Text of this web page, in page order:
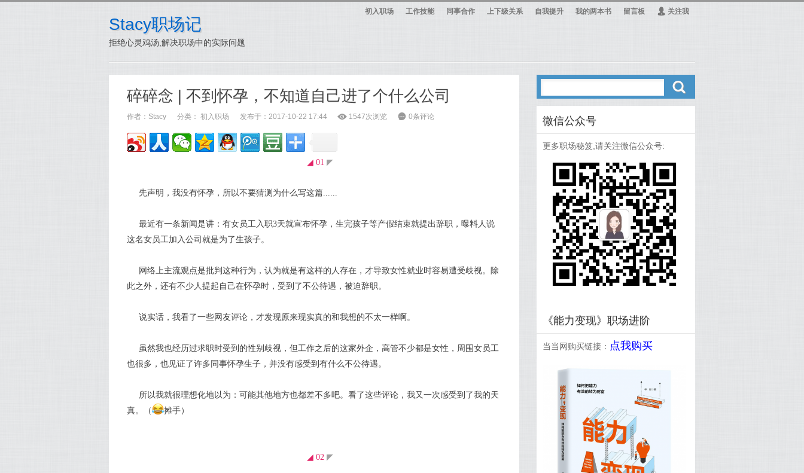
Stacy职场记
拒绝心灵鸡汤,解决职场中的实际问题
初入职场 工作技能 同事合作 上下级关系 自我提升 我的两本书 留言板 Ą 关注我
碎碎念 | 不到怀孕，不知道自己进了个什么公司
作者： Stacy 分类： 初入职场 发布于：2017-10-22 17:44 ė 1547次浏览 6 0条评论
◢ 01 ◤
先声明，我没有怀孕，所以不要猜测为什么写这篇......
最近有一条新闻是讲：有女员工入职3天就宣布怀孕，生完孩子等产假结束就提出辞职，曝料人说
这名女员工加入公司就是为了生孩子。
网络上主流观点是批判这种行为，认为就是有这样的人存在，才导致女性就业时容易遭受歧视。除
此之外，还有不少人提起自己在怀孕时，受到了不公待遇，被迫辞职。
说实话，我看了一些网友评论，才发现原来现实真的和我想的不太一样啊。
虽然我也经历过求职时受到的性别歧视，但工作之后的这家外企，高管不少都是女性，周围女员工
也很多，也见证了许多同事怀孕生子，并没有感受到有什么不公待遇。
所以我就很理想化地以为：可能其他地方也都差不多吧。看了这些评论，我又一次感受到了我的天
真。（
摊手）
◢ 02 ◤
ő
微信公众号
更多职场秘笈,请关注微信公众号:
《能力变现》职场进阶
当当网购买链接： 点我购买